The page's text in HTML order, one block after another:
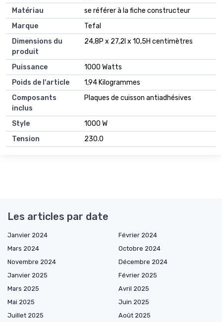
Matériau
se référer à la fiche constructeur
Marque
Tefal
Dimensions du
produit
24,8P x 27,2l x 10,5H centimètres
Puissance
1000 Watts
Poids de l'article
1,94 Kilogrammes
Composants
inclus
Plaques de cuisson antiadhésives
Style
1000 W
Tension
230.0
Les articles par date
Janvier 2024
Février 2024
Mars 2024
Octobre 2024
Novembre 2024
Décembre 2024
Janvier 2025
Février 2025
Mars 2025
Avril 2025
Mai 2025
Juin 2025
Juillet 2025
Août 2025